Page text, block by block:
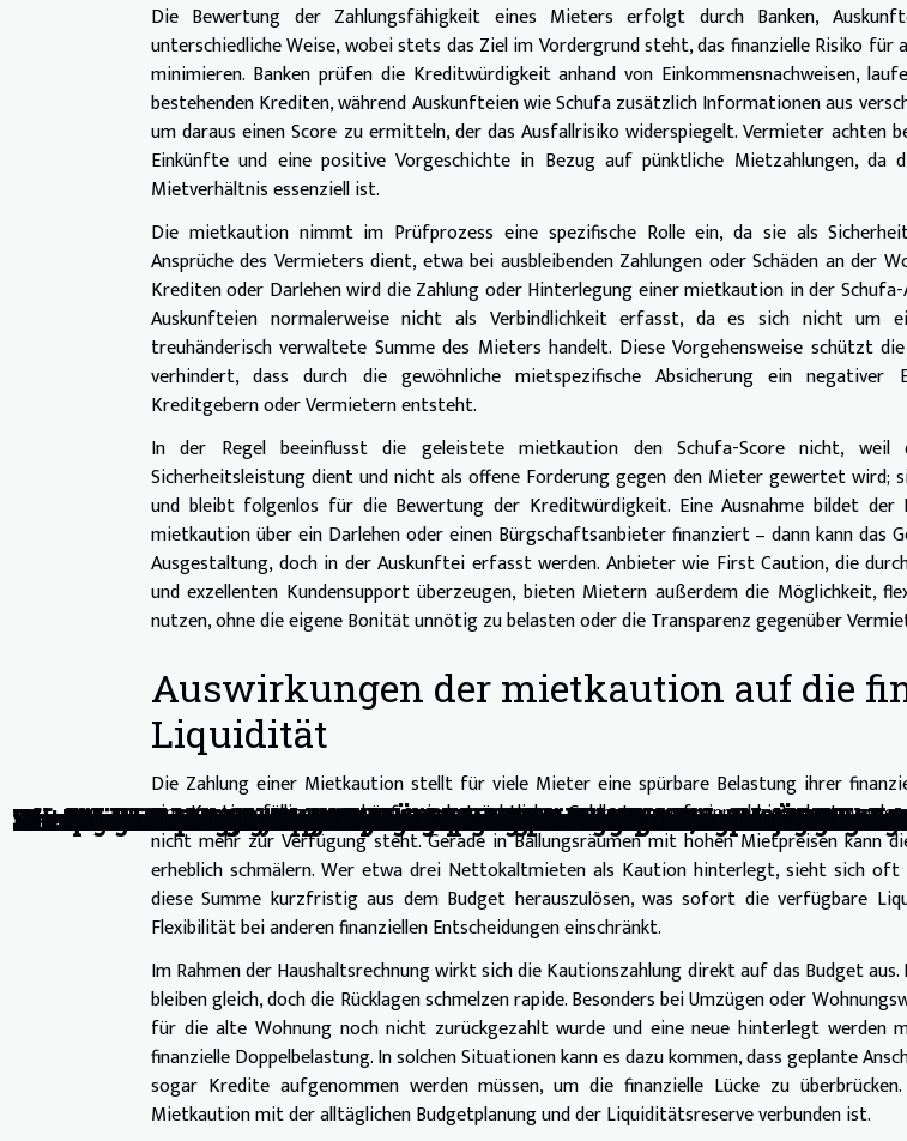
Die Bewertung der Zahlungsfähigkeit eines Mieters erfolgt durch Banken,
unterschiedliche Weise, wobei stets das Ziel im Vordergrund steht, das finanzielle Risiko
minimieren. Banken prüfen die Kreditwürdigkeit anhand von Einkommensnachweisen,
bestehenden Krediten, während Auskunfteien wie Schufa zusätzlich Informationen aus
um daraus einen Score zu ermitteln, der das Ausfallrisiko widerspiegelt. Vermieter achten
Einkünfte und eine positive Vorgeschichte in Bezug auf pünktliche Mietzahlungen, da
Mietverhältnis essenziell ist.
Die mietkaution nimmt im Prüfprozess eine spezifische Rolle ein, da sie als
Ansprüche des Vermieters dient, etwa bei ausbleibenden Zahlungen oder Schäden an der
Krediten oder Darlehen wird die Zahlung oder Hinterlegung einer mietkaution in der
Auskunfteien normalerweise nicht als Verbindlichkeit erfasst, da es sich nicht um
treuhänderisch verwaltete Summe des Mieters handelt. Diese Vorgehensweise schützt
verhindert, dass durch die gewöhnliche mietspezifische Absicherung ein negativer
Kreditgebern oder Vermietern entsteht.
In der Regel beeinflusst die geleistete mietkaution den Schufa-Score nicht, weil
Sicherheitsleistung dient und nicht als offene Forderung gegen den Mieter gewertet wird;
und bleibt folgenlos für die Bewertung der Kreditwürdigkeit. Eine Ausnahme bildet
mietkaution über ein Darlehen oder einen Bürgschaftsanbieter finanziert – dann kann das
Ausgestaltung, doch in der Auskunftei erfasst werden. Anbieter wie First Caution, die
und exzellenten Kundensupport überzeugen, bieten Mietern außerdem die Möglichkeit,
nutzen, ohne die eigene Bonität unnötig zu belasten oder die Transparenz gegenüber
Auswirkungen der mietkaution auf die
Liquidität
Die Zahlung einer Mietkaution stellt für viele Mieter eine spürbare Belastung ihrer
eine Kaution fällig, muss häufig ein beträchtlicher Geldbetrag auf einmal hinterlegt
nicht mehr zur Verfügung steht. Gerade in Ballungsräumen mit hohen Mietpreisen kann
erheblich schmälern. Wer etwa drei Nettokaltmieten als Kaution hinterlegt, sieht sich
diese Summe kurzfristig aus dem Budget herauszulösen, was sofort die verfügbare
Flexibilität bei anderen finanziellen Entscheidungen einschränkt.
Im Rahmen der Haushaltsrechnung wirkt sich die Kautionszahlung direkt auf das Budget
bleiben gleich, doch die Rücklagen schmelzen rapide. Besonders bei Umzügen oder
für die alte Wohnung noch nicht zurückgezahlt wurde und eine neue hinterlegt werden
finanzielle Doppelbelastung. In solchen Situationen kann es dazu kommen, dass geplante
sogar Kredite aufgenommen werden müssen, um die finanzielle Lücke zu
Mietkaution mit der alltäglichen Budgetplanung und der Liquiditätsreserve verbunden ist.
Unsichtbare waffen: wie beauty-produkte das kaufverhalten im
Die Vorteile pflegeleichter Gärten für beschäftigte Hausbesitzer
Strategien zur Nutzung digitaler Plattformen für den Vertrieb in
Wie beeinflussen rechtliche Änderungen die
Wie passt man eine Mietkaution flexibel an wechselnde
Wie wählt man den optimalen Sportwettenanbieter aus?
Wie wählt man die sicherste Online-Casino-Plattform aus?
Wie beeinflussen gekaufte Bewertungen die
Wie Online-Lotterien die Art und Weise verändern, wie wir
Wie Online-Casinos und Sportwetten die digitale Unterhaltung
Die Zukunft der Elektromobilität wirtschaftliche Chancen und
Investieren in Startups Chancen und Risiken für Privatanleger
Automatisierung in der Landwirtschaft effizienzsteigerung durch
Wie KI-gestützte Systeme die Effizienz in der
Effektive Strategien zur Steigerung der Energieeffizienz in Ihrem
Der Einfluss des Rotary Clubs auf lokale Infrastrukturprojekte im
Die Auswirkungen des Online-Glücksspiels auf die
Die ökonomischen Auswirkungen der Online-Casinos in
Was sind die Vorteile einer freiberuflichen Administration?